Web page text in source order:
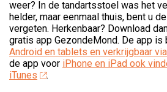
weer? In de tandartsstoel was het
helder, maar eenmaal thuis, bent u
vergeten. Herkenbaar? Download
gratis app GezondeMond. De app is
Android en tablets en verkrijgbaar
de app voor iPhone en iPad ook
iTunes
.